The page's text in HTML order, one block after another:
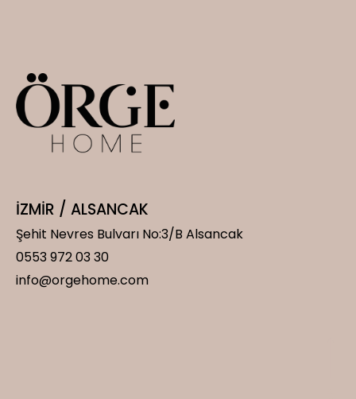
İZMİR / ALSANCAK
Şehit Nevres Bulvarı No:3/B Alsancak
0553 972 03 30
info@orgehome.com